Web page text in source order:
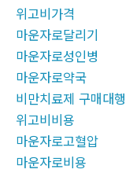
위고비가격
마운자로달리기
마운자로성인병
마운자로약국
비만치료제 구매대행
위고비비용
마운자로고혈압
마운자로비용